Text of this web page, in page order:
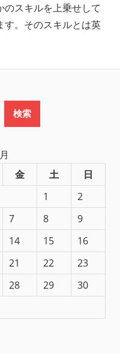
のスキルを上乗せして
す。そのスキルとは英
検索
金 土
日
1
2
7 8
9
14 15
16
21 22
23
28 29
30